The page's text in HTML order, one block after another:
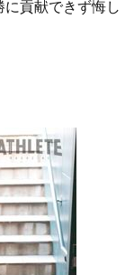
貢献できず悔し